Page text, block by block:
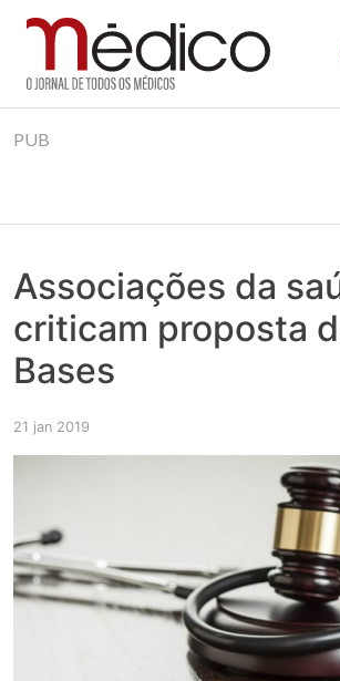
to
Jornal Médico
Médico – O Jornal de Todos os Médicos.
realmente contam! Tudo o que se passa na
PUB
Associações da
criticam proposta
Bases
21 jan 2019